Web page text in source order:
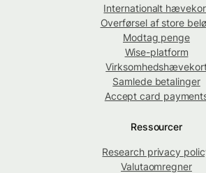
Internationalt
Overførsel af store
Modtag penge
Wise-platform
Samlede betalinger
Accept card
Ressourcer
Research privacy
Valutaomregner